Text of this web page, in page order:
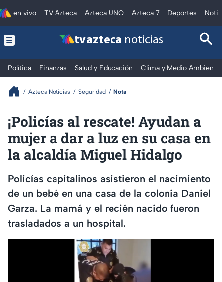
en vivo TV Azteca Azteca UNO Azteca 7 Deportes
tv azteca noticias
Política Finanzas Salud y Educación Clima y Medio Ambiente
Azteca Noticias Seguridad Nota
¡Policías al rescate! Ayudan a
mujer a dar a luz en su casa en
la alcaldía Miguel Hidalgo
Policías capitalinos asistieron el nacimiento
de un bebé en una casa de la colonia Daniel
Garza. La mamá y el recién nacido fueron
trasladados a un hospital.